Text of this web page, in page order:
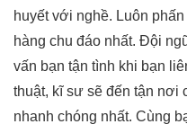
huyết với nghề. Luôn
hàng chu đáo nhất. Đội
vấn bạn tận tình khi bạn
thuật, kĩ sư sẽ đến tận nơi
nhanh chóng nhất. Cùng